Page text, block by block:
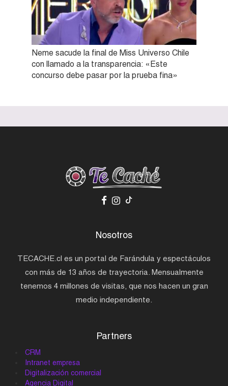
Neme sacude la final de Miss Universo Chile
con llamado a la transparencia: «Este
concurso debe pasar por la prueba fina»
Nosotros
TECACHE.cl es un portal de Farándula y espectáculos
con más de 13 años de trayectoria. Mensualmente
tenemos 4 millones de visitas, que nos hacen un gran
medio independiente.
Partners
CRM
Intranet empresa
Digitalización comercial
Agencia Digital